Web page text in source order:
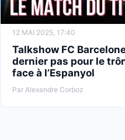
12 MAI 2025, 17:40
Talkshow FC
dernier pas pour le
face à l’Espanyol
Par Alexandre Corboz